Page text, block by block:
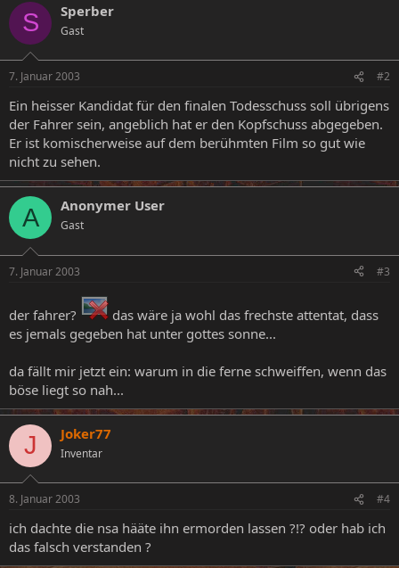
S Sperber
Gast
7. Januar 2003 #2
Ein heisser Kandidat für den finalen Todesschuss soll übrigens
der Fahrer sein, angeblich hat er den Kopfschuss abgegeben.
Er ist komischerweise auf dem berühmten Film so gut wie
nicht zu sehen.
A Anonymer User
Gast
7. Januar 2003 #3
der fahrer?
das wäre ja wohl das frechste attentat, dass
es jemals gegeben hat unter gottes sonne...
da fällt mir jetzt ein: warum in die ferne schweiffen, wenn das
böse liegt so nah...
J Joker77
Inventar
8. Januar 2003 #4
ich dachte die nsa hääte ihn ermorden lassen ?!? oder hab ich
das falsch verstanden ?